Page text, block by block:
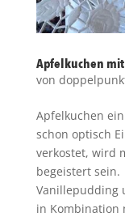
Apfelkuchen
von
Apfelkuchen
schon optisch
verkostet, wird
begeistert
Vanillepudding
in Kombination